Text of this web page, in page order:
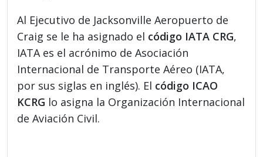
Al Ejecutivo de Jacksonville Aeropuerto de
Craig se le ha asignado el código IATA CRG,
IATA es el acrónimo de Asociación
Internacional de Transporte Aéreo (IATA,
por sus siglas en inglés). El código ICAO
KCRG lo asigna la Organización Internacional
de Aviación Civil.